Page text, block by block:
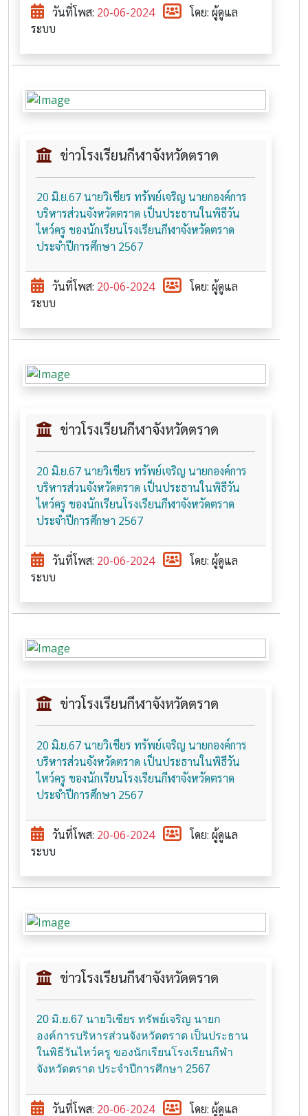
วันที่โพส: 20-06-2024
โดย: ผู้ดูแล
ระบบ
ข่าวโรงเรียนกีฬาจังหวัดตราด
20 มิ.ย.67 นายวิเชียร ทรัพย์เจริญ นายกองค์การ
บริหารส่วนจังหวัดตราด เป็นประธานในพิธีวัน
ไหว์ครู ของนักเรียนโรงเรียนกีฬาจังหวัดตราด
ประจำปีการศึกษา 2567
วันที่โพส: 20-06-2024
โดย: ผู้ดูแล
ระบบ
ข่าวโรงเรียนกีฬาจังหวัดตราด
20 มิ.ย.67 นายวิเชียร ทรัพย์เจริญ นายกองค์การ
บริหารส่วนจังหวัดตราด เป็นประธานในพิธีวัน
ไหว์ครู ของนักเรียนโรงเรียนกีฬาจังหวัดตราด
ประจำปีการศึกษา 2567
วันที่โพส: 20-06-2024
โดย: ผู้ดูแล
ระบบ
ข่าวโรงเรียนกีฬาจังหวัดตราด
20 มิ.ย.67 นายวิเชียร ทรัพย์เจริญ นายกองค์การ
บริหารส่วนจังหวัดตราด เป็นประธานในพิธีวัน
ไหว์ครู ของนักเรียนโรงเรียนกีฬาจังหวัดตราด
ประจำปีการศึกษา 2567
วันที่โพส: 20-06-2024
โดย: ผู้ดูแล
ระบบ
ข่าวโรงเรียนกีฬาจังหวัดตราด
20 มิ.ย.67 นายวิเชียร ทรัพย์เจริญ นายก
องค์การบริหารส่วนจังหวัดตราด เป็นประธาน
ในพิธีวันไหว์ครู ของนักเรียนโรงเรียนกีฬา
จังหวัดตราด ประจำปีการศึกษา 2567
วันที่โพส: 20-06-2024 โดย: ผู้ดูแล